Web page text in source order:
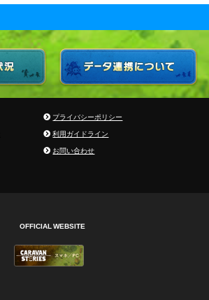
プライバシーポリシー
利用ガイドライン
お問い合わせ
OFFICIAL WEBSITE